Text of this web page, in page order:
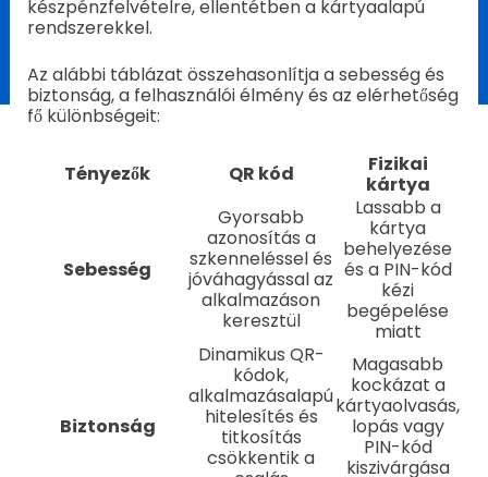
készpénzfelvételre, ellentétben a kártyaalapú
rendszerekkel.
Az alábbi táblázat összehasonlítja a sebesség és
biztonság, a felhasználói élmény és az elérhetőség
fő különbségeit:
Tényezők QR kód
Fizikai
kártya
Sebesség
Gyorsabb
azonosítás a
szkenneléssel és
jóváhagyással az
alkalmazáson
keresztül
Lassabb a
kártya
behelyezése
és a PIN-kód
kézi
begépelése
miatt
Biztonság
Dinamikus QR-
kódok,
alkalmazásalapú
hitelesítés és
titkosítás
csökkentik a
Magasabb
kockázat a
kártyaolvasás,
lopás vagy
PIN-kód
kiszivárgása